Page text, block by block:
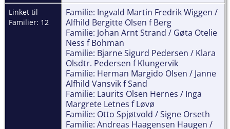
Linket til
Familier: 12
Familie: Ingvald Martin Fredrik Wiggen /
Alfhild Bergitte Olsen f Berg
Familie: Johan Arnt Strand / Gøta Otelie
Ness f Bohman
Familie: Bjarne Sigurd Pedersen / Klara
Olsdtr. Pedersen f Klungervik
Familie: Herman Margido Olsen / Janne
Alfhild Vansvik f Sand
Familie: Laurits Olsen Hernes / Inga
Margrete Letnes f Løvø
Familie: Otto Spjøtvold / Signe Orseth
Familie: Andreas Haagensen Haugen /